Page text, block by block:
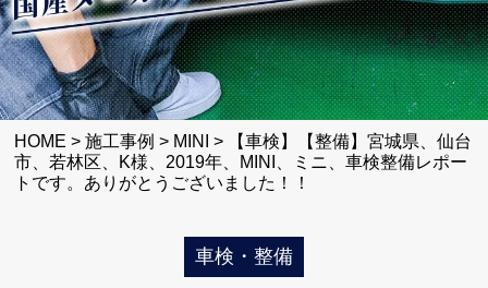
HOME >施工事例 > MINI >
【車検】【整備】宮城県、仙台
市、若林区、K様、2019年、MINI、ミニ、車検整備レポー
トです。ありがとうございました！！
車検・整備